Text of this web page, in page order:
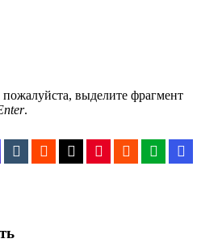
выделите фрагмент
.